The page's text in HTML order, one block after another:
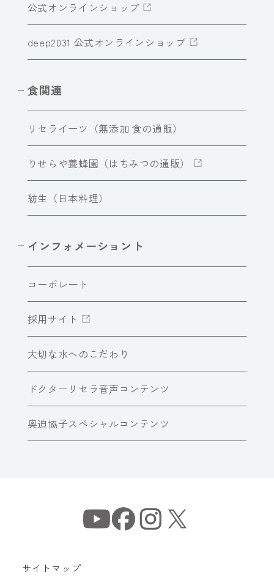
公式オンラインショップ
deep2031 公式オンラインショップ
食関連
リセライーツ（無添加 食の通販）
りせらや養蜂園（はちみつの通販）
紡生（日本料理）
インフォメーショント
コーポレート
採用サイト
大切な水へのこだわり
ドクターリセラ音声コンテンツ
奥迫協子スペシャルコンテンツ
サイトマップ